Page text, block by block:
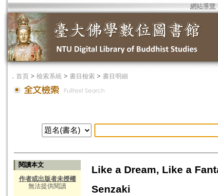
網站導覽
． 首頁 > 檢索系統 > 書目檢索 > 書目明細
閱讀本文
作者或出版者未授權
無法提供閱讀
Like a Dream, Like a
Senzaki